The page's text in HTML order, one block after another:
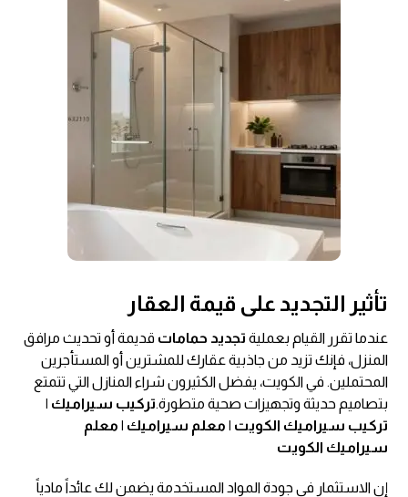
تأثير التجديد على قيمة العقار
عندما تقرر القيام بعملية تجديد حمامات قديمة أو تحديث مرافق
المنزل، فإنك تزيد من جاذبية عقارك للمشترين أو المستأجرين
المحتملين. في الكويت، يفضل الكثيرون شراء المنازل التي تتمتع
بتصاميم حديثة وتجهيزات صحية متطورة.تركيب سيراميك |
تركيب سيراميك الكويت | معلم سيراميك | معلم
سيراميك الكويت
إن الاستثمار في جودة المواد المستخدمة يضمن لك عائداً مادياً